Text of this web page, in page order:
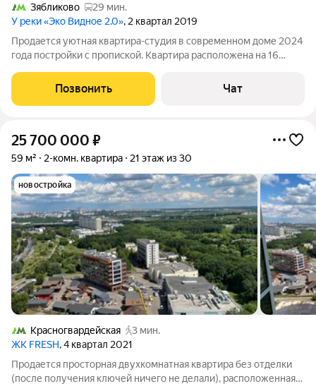
Зябликово
29 мин.
У реки «Эко Видное 2.0», 2 квартал 2019
Продается уютная квартира-студия в современном доме 2024
года постройки с пропиской. Квартира расположена на 16
жилой площадью 17.8 кв. м+ 2 м.видовая лоджия. Из окон
открывается изумительный
Позвонить Чат
25 700 000 ₽
59 м² 2-комн. квартира 21 этаж из 30
новостройка
Красногвардейская
3 мин.
ЖК FRESH, 4 квартал 2021
Продается просторная двухкомнатная квартира без отделки
(после получения ключей ничего не делали), расположенная